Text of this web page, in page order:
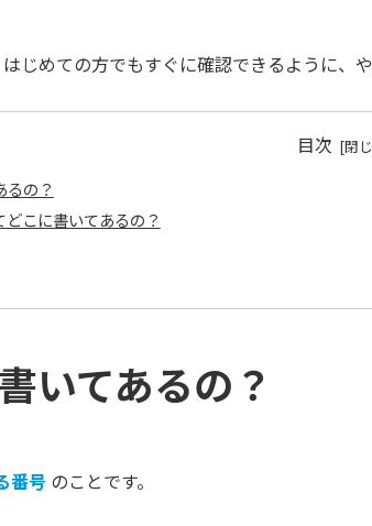
じめての方でもすぐに確認できるように、
目次
るの？
こに書いてあるの？
いてあるの？
番号 のことです。